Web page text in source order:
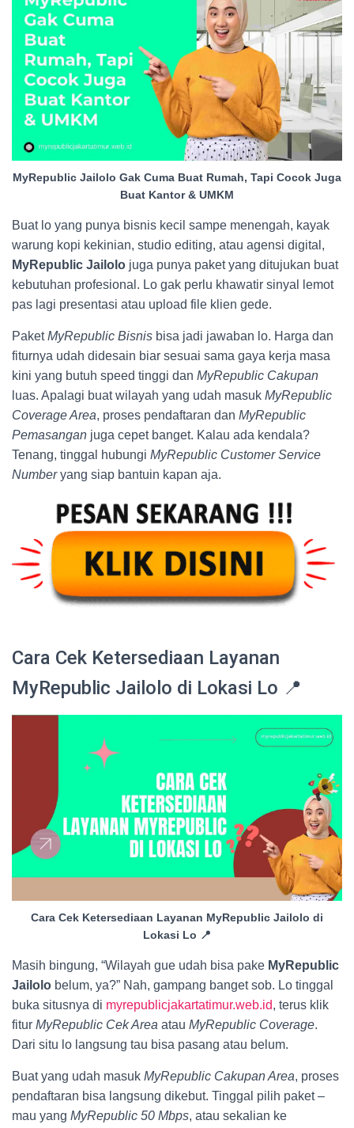
MyRepublic Jailolo Gak Cuma Buat Rumah, Tapi Cocok Juga
Buat Kantor & UMKM
Buat lo yang punya bisnis kecil sampe menengah, kayak
warung kopi kekinian, studio editing, atau agensi digital,
MyRepublic Jailolo juga punya paket yang ditujukan buat
kebutuhan profesional. Lo gak perlu khawatir sinyal lemot
pas lagi presentasi atau upload file klien gede.
PaketMyRepublic Bisnis bisa jadi jawaban lo. Harga dan
fiturnya udah didesain biar sesuai sama gaya kerja masa
kini yang butuh speed tinggi dan MyRepublic Cakupan
luas. Apalagi buat wilayah yang udah masuk MyRepublic
Coverage Area, proses pendaftaran dan MyRepublic
Pemasangan juga cepet banget. Kalau ada kendala?
Tenang, tinggal hubungi MyRepublic Customer Service
Numberyang siap bantuin kapan aja.
Cara Cek Ketersediaan Layanan
MyRepublic Jailolo di Lokasi Lo 📍
Cara Cek Ketersediaan Layanan MyRepublic Jailolo di
Lokasi Lo 📍
Masih bingung, “Wilayah gue udah bisa pake MyRepublic
Jailolo belum, ya?” Nah, gampang banget sob. Lo tinggal
buka situsnya di myrepublicjakartatimur.web.id, terus klik
fitur MyRepublic Cek Area atau MyRepublic Coverage.
Dari situ lo langsung tau bisa pasang atau belum.
Buat yang udah masuk MyRepublic Cakupan Area, proses
pendaftaran bisa langsung dikebut. Tinggal pilih paket –
mau yang MyRepublic 50 Mbps, atau sekalian ke